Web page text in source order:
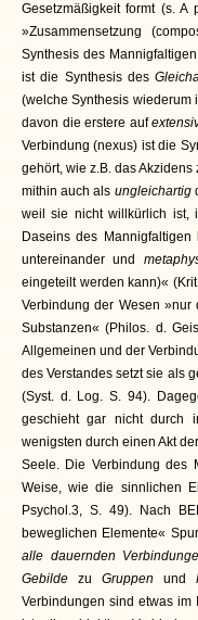
Gesetzmäßigkeit formt (s. A
»Zusammensetzung
Synthesis des
ist die Synthesis des
(welche Synthesis
davon die erstere auf
Verbindung (nexus) ist die
gehört, wie z.B. das
mithin auch als ungleichartig
weil sie nicht willkürlich ist,
Daseins des
untereinander und
eingeteilt werden kann)«
Verbindung der Wesen »nur
Substanzen« (Philos. d.
Allgemeinen und der
des Verstandes setzt sie als
(Syst. d. Log. S. 94).
geschieht gar nicht durch
wenigsten durch einen Akt
Seele. Die Verbindung des
Weise, wie die sinnlichen
Psychol.3, S. 49). Nach
beweglichen Elemente«
alle dauernden
Gebilde zu Gruppen und
Verbindungen sind etwas im